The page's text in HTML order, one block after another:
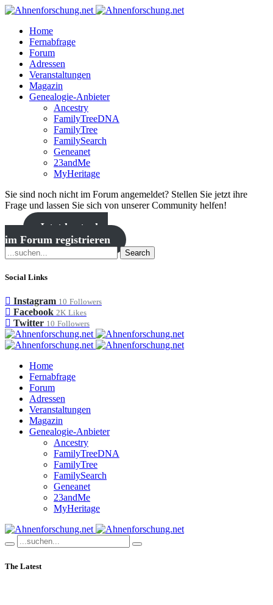
Home
Fernabfrage
Forum
Adressen
Veranstaltungen
Magazin
Genealogie-Anbieter
Ancestry
FamilyTreeDNA
FamilyTree
FamilySearch
Geneanet
23andMe
MyHeritage
Sie sind noch nicht im Forum angemeldet? Stellen Sie jetzt ihre
Frage und lassen Sie sich von unserer Community helfen!
Jetzt kostenlos
im Forum registrieren
Search
Social Links
Instagram 10 Followers
Facebook 2K Likes
Twitter 10 Followers
Home
Fernabfrage
Forum
Adressen
Veranstaltungen
Magazin
Genealogie-Anbieter
Ancestry
FamilyTreeDNA
FamilyTree
FamilySearch
Geneanet
23andMe
MyHeritage
The Latest